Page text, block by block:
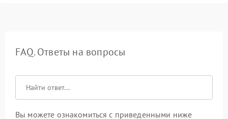
FAQ. Ответы на вопросы
Вы можете ознакомиться с приведенными ниже